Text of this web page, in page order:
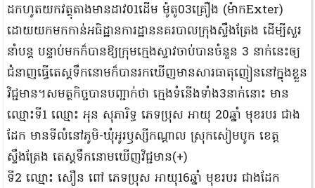
ដកហូតយកវត្ថុតាងមានដាវ01ដើម ម៉ូតូ03គ្រឿង (ម៉ាកExter)
ដោយយកមកកាន់អធិដ្ឋានការដ្ឋាននគរបាលក្រុងស្ទឹងត្រែង ដើម្បីសួរ
នាំបន្ត បន្ទាប់មកក៏បានឱ្យក្រុមក្មេងស្ទាវចាប់បានចំនួន 3 នាក់នេះឲ្យ
ជំនាញធ្វើតេស្តទឹកនោមក៏បានរកឃើញមានសារធាតុញៀននៅក្នុងខ្លួន
វិជ្ជមាន។សមត្ថកិច្ចបានបញ្ជាក់ថា ក្មេងទំនើងទាំង3នាក់នោះ មាន
ឈ្មោះទី1 ឈ្មោះ អុន សុភារិទ្ធ ភេទប្រុស អាយុ 20ឆ្នាំ មុខរបរ ជាង
ដែក មានទីលំនៅភូមិ-ឃុំអូរឫស្សីកណ្ដាល ស្រុកសៀមបូក ខេត្ត
ស្ទឹងត្រែង តេស្តទឹកនោមឃើញវិជ្ជមាន(+)
ទី2 ឈ្មោះ សឿន ពៅ ភេទប្រុស អាយុ16ឆ្នាំ មុខរបរ ជាងដែក